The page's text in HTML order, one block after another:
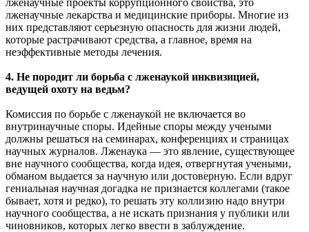
лженаучные лекарства и медицинские приборы. Многие из
них представляют серьезную опасность для жизни людей,
которые растрачивают средства, а главное, время на
неэффективные методы лечения.
4. Не породит ли борьба с лженаукой инквизицией,
ведущей охоту на ведьм?
Комиссия по борьбе с лженаукой не включается во
внутринаучные споры. Идейные споры между учеными
должны решаться на семинарах, конференциях и страницах
научных журналов. Лженаука — это явление, существующее
вне научного сообщества, когда идея, отвергнутая учеными,
обманом выдается за научную или достоверную. Если вдруг
гениальная научная догадка не признается коллегами (такое
бывает, хотя и редко), то решать эту коллизию надо внутри
научного сообщества, а не искать признания у публики или
чиновников, которых легко ввести в заблуждение.